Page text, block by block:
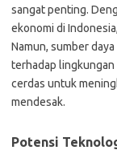
sangat penting.
ekonomi di
Namun, sumber
terhadap
cerdas untuk
mendesak.
Potensi